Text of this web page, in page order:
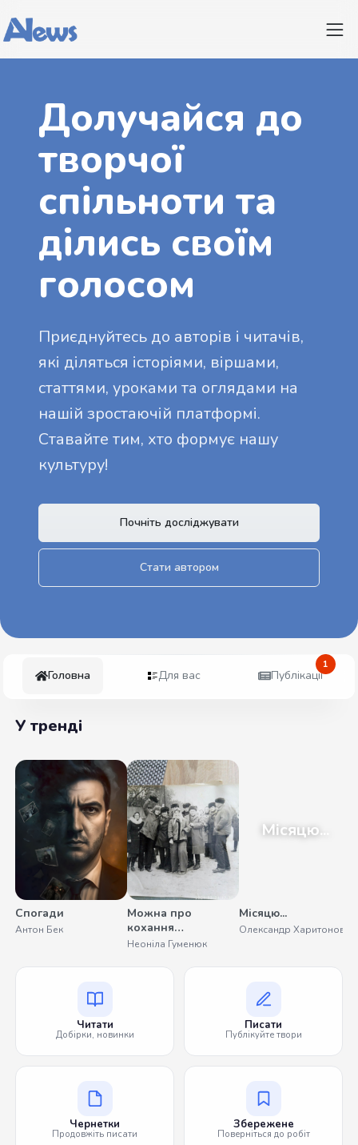
Долучайся до
творчої
спільноти та
ділись своїм
голосом
Приєднуйтесь до авторів і читачів,
які діляться історіями, віршами,
статтями, уроками та оглядами на
нашій зростаючій платформі.
Ставайте тим, хто формує нашу
культуру!
Почніть досліджувати
Стати автором
Головна Для вас Публікації
1
У тренді
Спогади
Антон Бек
Можна про
кохання
помовчати
Неоніла Гуменюк
Місяцю...
Місяцю...
Олександр Харитонов
Читати
Добірки, новинки
Писати
Публікуйте твори
Чернетки
Продовжіть писати
Збережене
Поверніться до робіт